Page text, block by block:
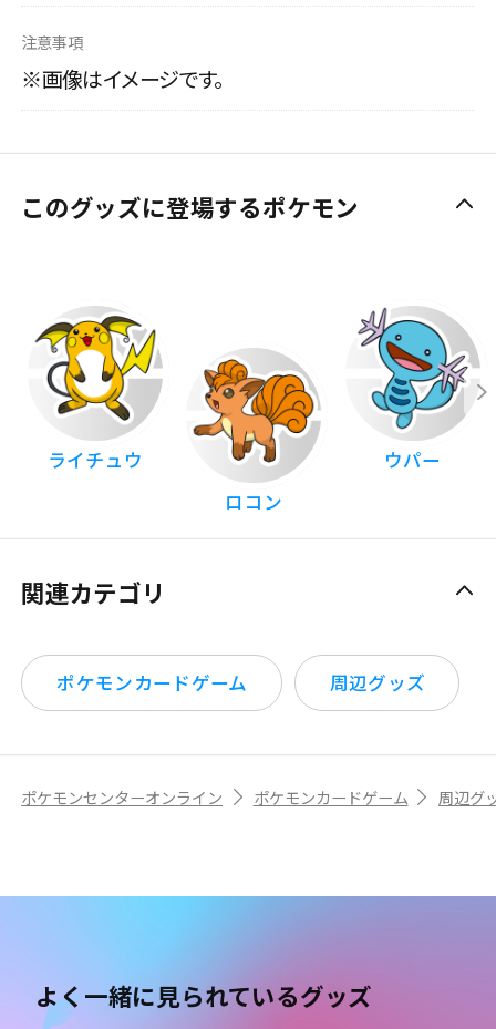
注意事項
※画像はイメージです。
このグッズに登場するポケモン
ライチュウ
ロコン
ウパー
関連カテゴリ
ポケモンカードゲーム 周辺グッズ
ポケモンセンターオンライン ポケモンカードゲーム 周辺グ
よく一緒に見られているグッズ